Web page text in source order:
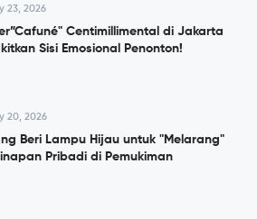
23, 2026
Centimillimental di Jakarta
Sisi Emosional Penonton!
20, 2026
Beri Lampu Hijau untuk "Melarang"
Pribadi di Pemukiman